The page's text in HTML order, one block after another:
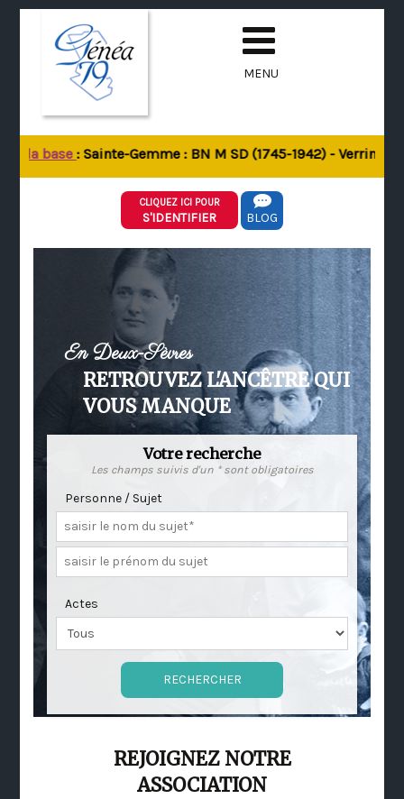
MENU
la base: Sainte-Gemme : BN M SD (1745-1942) - Verrines-
CLIQUEZ ICI POUR
S'IDENTIFIER BLOG
En Deux-Sèvres
RETROUVEZ L'ANCÊTRE QUI
VOUS MANQUE
Votre recherche
Les champs suivis d'un * sont obligatoires
Personne / Sujet
Actes
REJOIGNEZ NOTRE
ASSOCIATION